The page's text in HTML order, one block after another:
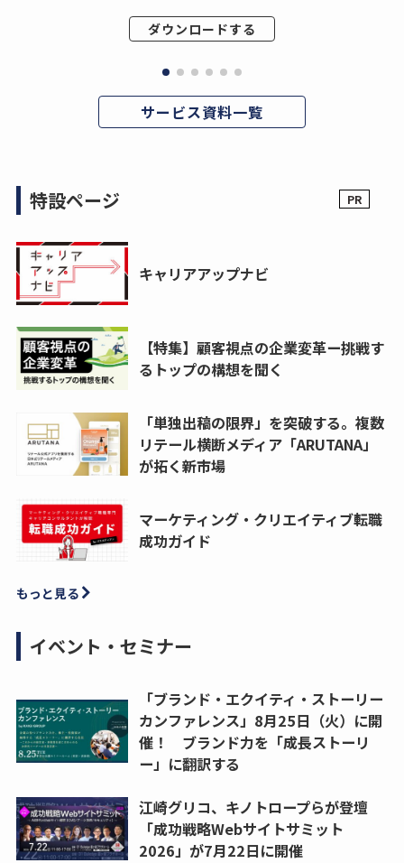
ダウンロードする
サービス資料一覧
特設ページ
キャリアアップナビ
【特集】顧客視点の企業変革ー挑戦す
るトップの構想を聞く
「単独出稿の限界」を突破する。複数
リテール横断メディア「ARUTANA」
が拓く新市場
マーケティング・クリエイティブ転職
成功ガイド
もっと見る
イベント・セミナー
「ブランド・エクイティ・ストーリー
カンファレンス」8月25日（火）に開
催！ ブランド力を「成長ストーリ
ー」に翻訳する
江崎グリコ、キノトロープらが登壇
「成功戦略Webサイトサミット
2026」が7月22日に開催